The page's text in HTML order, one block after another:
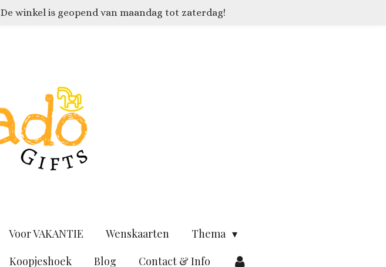
De winkel is geopend van maandag tot zaterdag!
Voor VAKANTIE Wenskaarten
Thema
Koopjeshoek Blog Contact & Info